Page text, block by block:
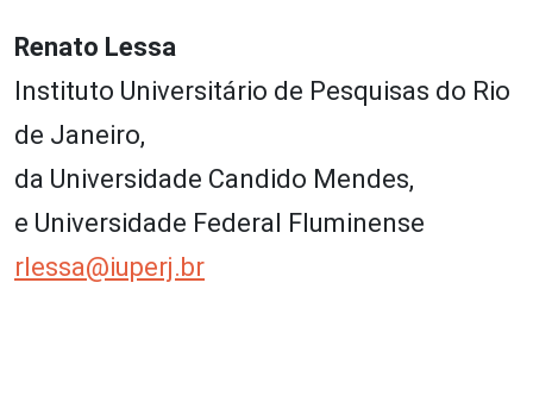
Renato Lessa
Instituto Universitário de Pesquisas do Rio
de Janeiro,
da Universidade Candido Mendes,
e Universidade Federal Fluminense
rlessa@iuperj.br